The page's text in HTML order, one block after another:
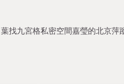
葉找九宮格私密空間嘉瑩的北京萍